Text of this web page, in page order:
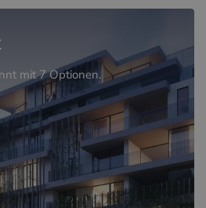
mit 7 Optionen.